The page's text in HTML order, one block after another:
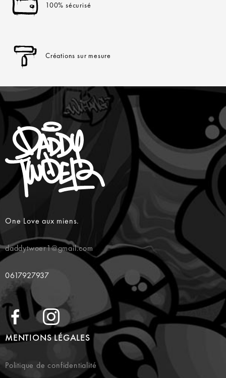
100% sécurisé
Créations sur mesure
One Love aux miens.
daddytwoer1@gmail.com
0617927937
MENTIONS LÉGALES
Politique de confidentialité